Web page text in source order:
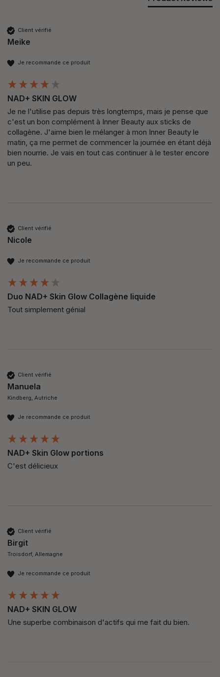
Client vérifié
Meike
Je recommande ce produit
NAD+ SKIN GLOW
Je ne l'utilise pas depuis très longtemps, mais je pense que
c'est un bon complément à Inner Beauty aux sticks de
collagène. J'aime bien le mélanger à mon Inner Beauty le
matin, ça me permet de commencer la journée en étant déjà
bien nourrie. Je vais en tout cas continuer à le tester encore
un peu.
Client vérifié
Nicole
Je recommande ce produit
Duo NAD+ Skin Glow Collagène liquide
Tout simplement génial
Client vérifié
Manuela
Kindberg, Autriche
Je recommande ce produit
NAD+ Skin Glow portions
C'est délicieux
Client vérifié
Birgit
Troisdorf, Allemagne
Je recommande ce produit
NAD+ SKIN GLOW
Une superbe combinaison d'actifs qui me fait du bien.